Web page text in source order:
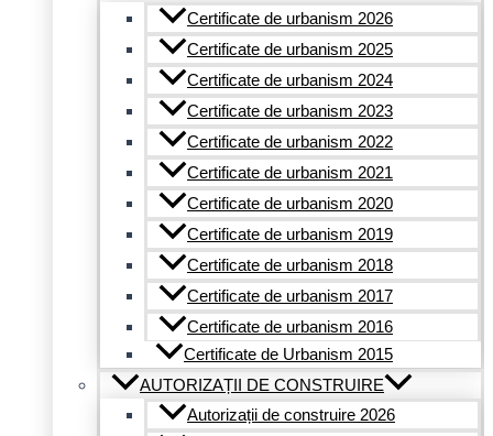
Certificate de urbanism 2026
Certificate de urbanism 2025
Certificate de urbanism 2024
Certificate de urbanism 2023
Certificate de urbanism 2022
Certificate de urbanism 2021
Certificate de urbanism 2020
Certificate de urbanism 2019
Certificate de urbanism 2018
Certificate de urbanism 2017
Certificate de urbanism 2016
Certificate de Urbanism 2015
AUTORIZAȚII DE CONSTRUIRE
Autorizații de construire 2026